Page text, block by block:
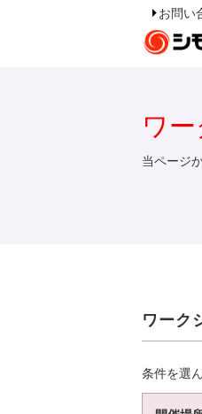
お問い
ワ
当ページ
ワーク
条件を選